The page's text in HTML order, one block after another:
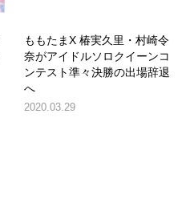
ももたまX 椿実久里・村崎令
奈がアイドルソロクイーンコ
ンテスト準々決勝の出場辞退
へ
2020.03.29